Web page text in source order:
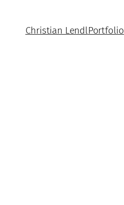
Christian LendlPortfolio